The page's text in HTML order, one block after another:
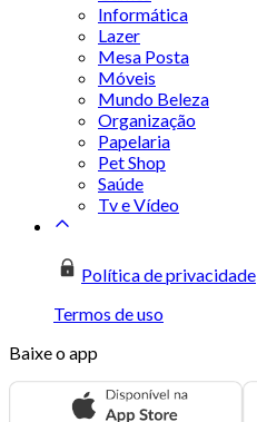
Informática
Lazer
Mesa Posta
Móveis
Mundo Beleza
Organização
Papelaria
Pet Shop
Saúde
Tv e Vídeo
Política de privacidade
Termos de uso
Baixe o app